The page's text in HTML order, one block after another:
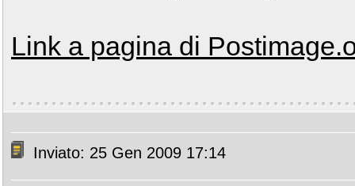
Link a pagina di
Inviato: 25 Gen 2009 17:14